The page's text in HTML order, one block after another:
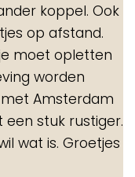
koppel. Ook
op afstand.
moet opletten
worden
met Amsterdam
stuk rustiger.
wat is. Groetjes